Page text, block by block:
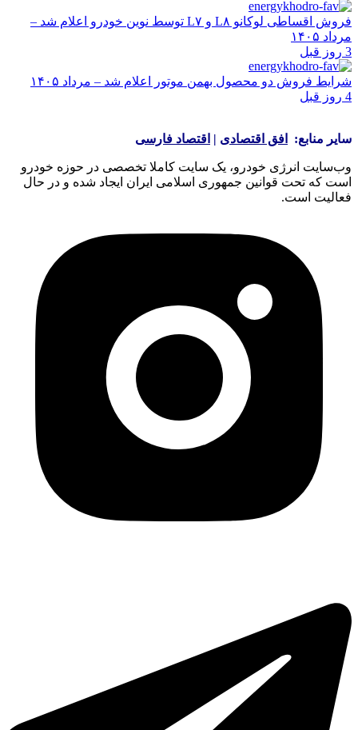
فروش اقساطی لوکانو L۸ و L۷ توسط نوین خودرو اعلام شد –
مرداد ۱۴۰۵
3 روز قبل
شرایط فروش دو محصول بهمن موتور اعلام شد – مرداد ۱۴۰۵
4 روز قبل
سایر منابع: افق اقتصادی | اقتصاد فارسی
وب‌سایت انرژی خودرو، یک سایت کاملا تخصصی در حوزه خودرو
است که تحت قوانین جمهوری اسلامی ایران ایجاد شده و در حال
فعالیت است.